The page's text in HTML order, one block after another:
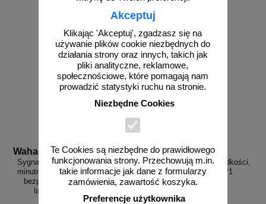
Akceptuj
Klikając 'Akceptuj', zgadzasz się na
używanie plików cookie niezbędnych do
działania strony oraz innych, takich jak
pliki analityczne, reklamowe,
społecznościowe, które pomagają nam
prowadzić statystyki ruchu na stronie.
Niezbędne Cookies
Te Cookies są niezbędne do prawidłowego
funkcjonowania strony. Przechowują m.in.
takie informacje jak dane z formularzy
zamówienia, zawartość koszyka.
Preferencje użytkownika
Wahadlo 20 min
Sygnalizacja świetlna drogowa z
minutnikiem, tymczasowa, LED,
bezprzewodowa, wahadłowa,
lampy 20 cm - komplet
3D_MP-DP1
Radarowy wyświetlacz prędkości,
radar drogowy MP-DP1